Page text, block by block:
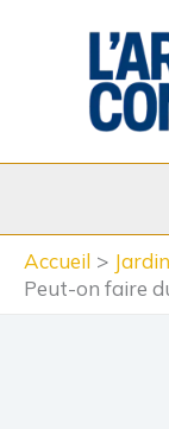
Accueil
Jardin
Peut-on faire